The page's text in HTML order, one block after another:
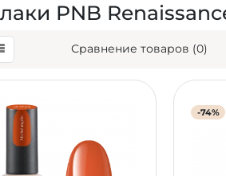
PNB
Сравнение товаров (0)
-74%